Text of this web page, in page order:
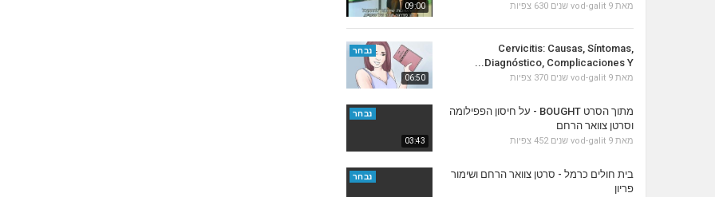
09:00 מאת vod-galit 9 שנים 630 צפיות
06:50
נבחר
Cervicitis: Causas, Síntomas,
Diagnóstico, Complicaciones Y...
מאת vod-galit 9 שנים 370 צפיות
03:43
נבחר
מתוך הסרט BOUGHT - על חיסון הפפילומה
וסרטן צוואר הרחם
מאת vod-galit 9 שנים 452 צפיות
נבחר
בית חולים כרמל - סרטן צוואר הרחם ושימור
פריון